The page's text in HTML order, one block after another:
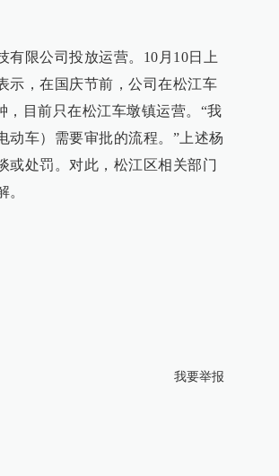
有限公司投放运营。10月10日上
示，在国庆节前，公司在松江车
，目前只在松江车墩镇运营。“我
动车）需要审批的流程。”上述杨
或处罚。对此，松江区相关部门
。
我要举报